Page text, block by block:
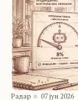
Радар 07 јун 2026